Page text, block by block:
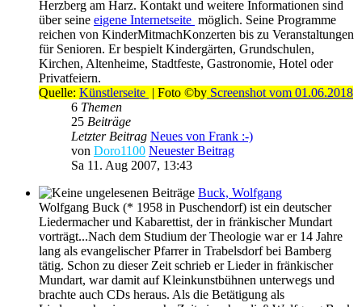
Herzberg am Harz. Kontakt und weitere Informationen sind
über seine eigene Internetseite möglich. Seine Programme
reichen von KinderMitmachKonzerten bis zu Veranstaltungen
für Senioren. Er bespielt Kindergärten, Grundschulen,
Kirchen, Altenheime, Stadtfeste, Gastronomie, Hotel oder
Privatfeiern.
Quelle: Künstlerseite | Foto ©by Screenshot vom 01.06.2018
6 Themen
25 Beiträge
Letzter Beitrag Neues von Frank :-)
von Doro1100 Neuester Beitrag
Sa 11. Aug 2007, 13:43
Buck, Wolfgang
Wolfgang Buck (* 1958 in Puschendorf) ist ein deutscher
Liedermacher und Kabarettist, der in fränkischer Mundart
vorträgt...Nach dem Studium der Theologie war er 14 Jahre
lang als evangelischer Pfarrer in Trabelsdorf bei Bamberg
tätig. Schon zu dieser Zeit schrieb er Lieder in fränkischer
Mundart, war damit auf Kleinkunstbühnen unterwegs und
brachte auch CDs heraus. Als die Betätigung als